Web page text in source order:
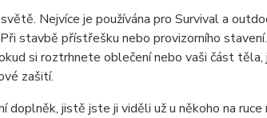
Nejvíce je používána pro Survival a
stavbě přístřešku nebo provizorního
si roztrhnete oblečení nebo vaši část
zašití.
doplněk, jistě jste ji viděli už u někoho na